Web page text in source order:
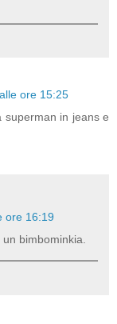
ore 15:25
superman in jeans e
ore 16:19
bimbominkia.